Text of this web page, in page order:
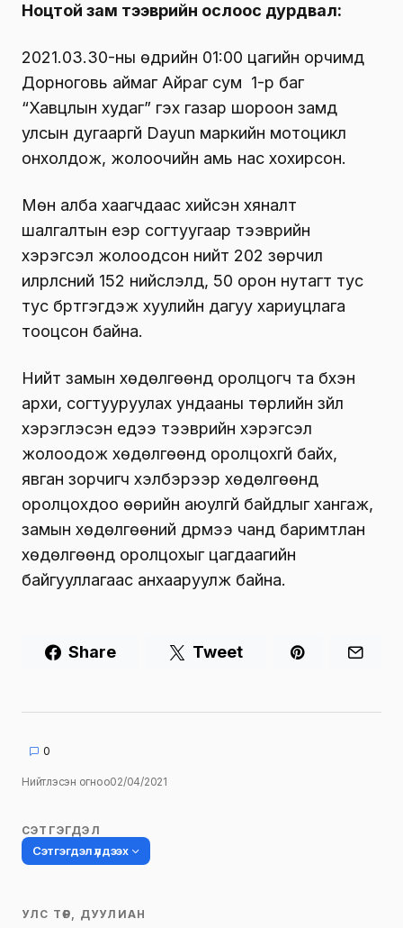
Ноцтой зам тээврийн ослоос дурдвал:
2021.03.30-ны өдрийн 01:00 цагийн орчимд
Дорноговь аймаг Айраг сум 1-р баг
“Хавцлын худаг” гэх газар шороон замд
улсын дугааргүй Dayun маркийн мотоцикл
онхолдож, жолоочийн амь нас хохирсон.
Мөн алба хаагчдаас хийсэн хяналт
шалгалтын үеэр согтуугаар тээврийн
хэрэгсэл жолоодсон нийт 202 зөрчил
илрүүлсний 152 нийслэлд, 50 орон нутагт тус
тус бүртгэгдэж хуулийн дагуу хариуцлага
тооцсон байна.
Нийт замын хөдөлгөөнд оролцогч та бүхэн
архи, согтууруулах ундааны төрлийн зүйл
хэрэглэсэн үедээ тээврийн хэрэгсэл
жолоодож хөдөлгөөнд оролцохгүй байх,
явган зорчигч хэлбэрээр хөдөлгөөнд
оролцохдоо өөрийн аюулгүй байдлыг хангаж,
замын хөдөлгөөний дүрмээ чанд баримтлан
хөдөлгөөнд оролцохыг цагдаагийн
байгууллагаас анхааруулж байна.
Share Tweet
0
Нийтлэсэн огноо02/04/2021
СЭТГЭГДЭЛ
Сэтгэгдэл үлдээх
УЛС ТӨР, ДУУЛИАН